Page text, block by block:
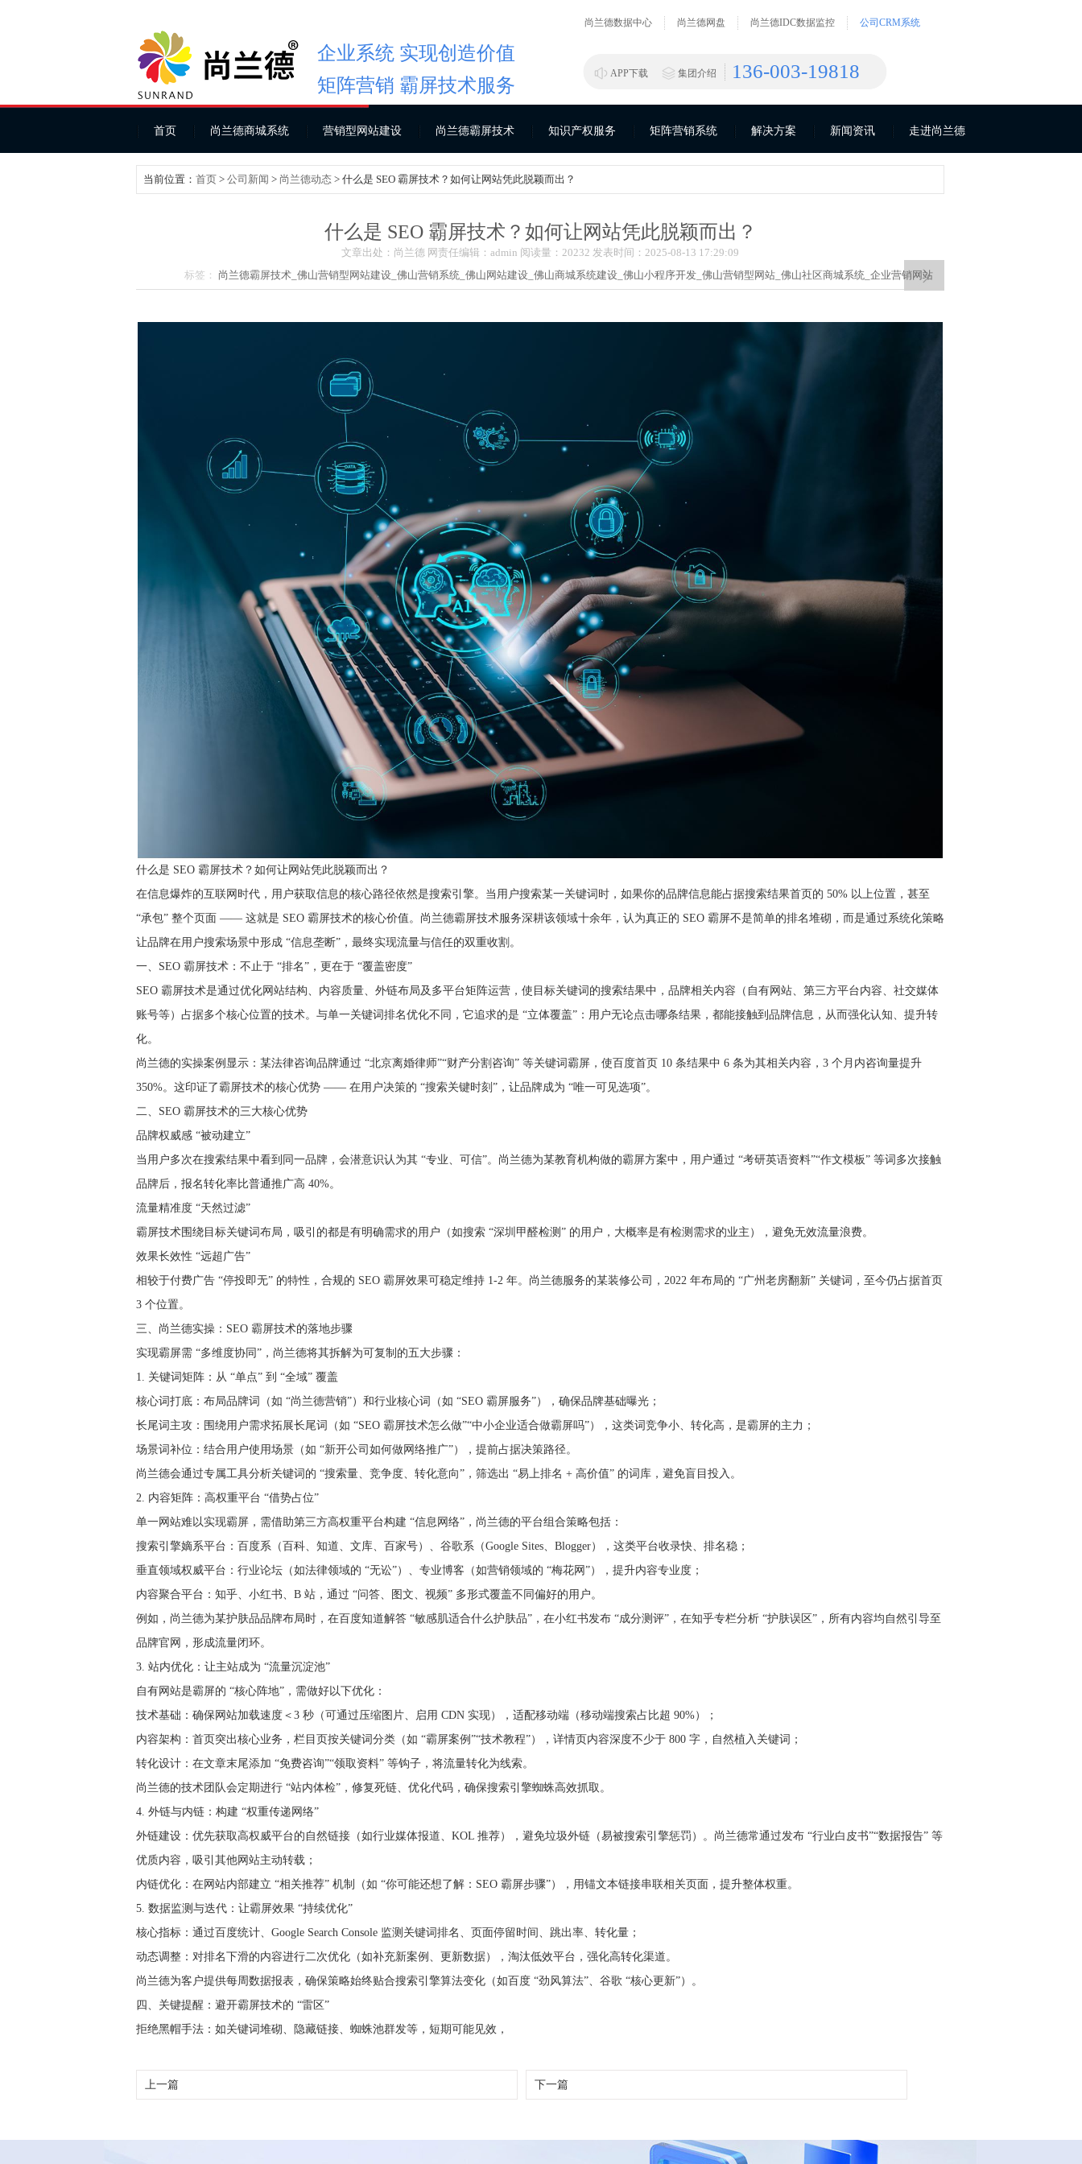
企业系统 实现创造价值
矩阵营销 霸屏技术服务
尚兰德数据中心 尚兰德网盘 尚兰德IDC数据监控 公司CRM系统
APP下载 集团介绍 136-003-19818
首页 尚兰德商城系统 营销型网站建设 尚兰德霸屏技术 知识产权服务 矩阵营销系统 解决方案 新闻资讯 走进尚兰德
当前位置： 首页 > 公司新闻 > 尚兰德动态 > 什么是 SEO 霸屏技术？如何让网站凭此脱颖而出？
什么是 SEO 霸屏技术？如何让网站凭此脱颖而出？
文章出处：尚兰德 网责任编辑：admin 阅读量：20232 发表时间：2025-08-13 17:29:09
标签： 尚兰德霸屏技术_ 佛山营销型网站建设_ 佛山营销系统_ 佛山网站建设_ 佛山商城系统建设_ 佛山小程序开发_ 佛山营销型网站_ 佛山社区商城系统_ 企业营销网站
什么是 SEO 霸屏技术？如何让网站凭此脱颖而出？
在信息爆炸的互联网时代，用户获取信息的核心路径依然是搜索引擎。当用户搜索某一关键词时，如果你的品牌信息能占据搜索结果首页的 50% 以上位置，甚至
“承包” 整个页面 —— 这就是 SEO 霸屏技术的核心价值。尚兰德霸屏技术服务深耕该领域十余年，认为真正的 SEO 霸屏不是简单的排名堆砌，而是通过系统化策略
让品牌在用户搜索场景中形成 “信息垄断”，最终实现流量与信任的双重收割。
一、SEO 霸屏技术：不止于 “排名”，更在于 “覆盖密度”
SEO 霸屏技术是通过优化网站结构、内容质量、外链布局及多平台矩阵运营，使目标关键词的搜索结果中，品牌相关内容（自有网站、第三方平台内容、社交媒体
账号等）占据多个核心位置的技术。与单一关键词排名优化不同，它追求的是 “立体覆盖”：用户无论点击哪条结果，都能接触到品牌信息，从而强化认知、提升转
化。
尚兰德的实操案例显示：某法律咨询品牌通过 “北京离婚律师”“财产分割咨询” 等关键词霸屏，使百度首页 10 条结果中 6 条为其相关内容，3 个月内咨询量提升
350%。这印证了霸屏技术的核心优势 —— 在用户决策的 “搜索关键时刻”，让品牌成为 “唯一可见选项”。
二、SEO 霸屏技术的三大核心优势
品牌权威感 “被动建立”
当用户多次在搜索结果中看到同一品牌，会潜意识认为其 “专业、可信”。尚兰德为某教育机构做的霸屏方案中，用户通过 “考研英语资料”“作文模板” 等词多次接触
品牌后，报名转化率比普通推广高 40%。
流量精准度 “天然过滤”
霸屏技术围绕目标关键词布局，吸引的都是有明确需求的用户（如搜索 “深圳甲醛检测” 的用户，大概率是有检测需求的业主），避免无效流量浪费。
效果长效性 “远超广告”
相较于付费广告 “停投即无” 的特性，合规的 SEO 霸屏效果可稳定维持 1-2 年。尚兰德服务的某装修公司，2022 年布局的 “广州老房翻新” 关键词，至今仍占据首页
3 个位置。
三、尚兰德实操：SEO 霸屏技术的落地步骤
实现霸屏需 “多维度协同”，尚兰德将其拆解为可复制的五大步骤：
1. 关键词矩阵：从 “单点” 到 “全域” 覆盖
核心词打底：布局品牌词（如 “尚兰德营销”）和行业核心词（如 “SEO 霸屏服务”），确保品牌基础曝光；
长尾词主攻：围绕用户需求拓展长尾词（如 “SEO 霸屏技术怎么做”“中小企业适合做霸屏吗”），这类词竞争小、转化高，是霸屏的主力；
场景词补位：结合用户使用场景（如 “新开公司如何做网络推广”），提前占据决策路径。
尚兰德会通过专属工具分析关键词的 “搜索量、竞争度、转化意向”，筛选出 “易上排名 + 高价值” 的词库，避免盲目投入。
2. 内容矩阵：高权重平台 “借势占位”
单一网站难以实现霸屏，需借助第三方高权重平台构建 “信息网络”，尚兰德的平台组合策略包括：
搜索引擎嫡系平台：百度系（百科、知道、文库、百家号）、谷歌系（Google Sites、Blogger），这类平台收录快、排名稳；
垂直领域权威平台：行业论坛（如法律领域的 “无讼”）、专业博客（如营销领域的 “梅花网”），提升内容专业度；
内容聚合平台：知乎、小红书、B 站，通过 “问答、图文、视频” 多形式覆盖不同偏好的用户。
例如，尚兰德为某护肤品品牌布局时，在百度知道解答 “敏感肌适合什么护肤品”，在小红书发布 “成分测评”，在知乎专栏分析 “护肤误区”，所有内容均自然引导至
品牌官网，形成流量闭环。
3. 站内优化：让主站成为 “流量沉淀池”
自有网站是霸屏的 “核心阵地”，需做好以下优化：
技术基础：确保网站加载速度＜3 秒（可通过压缩图片、启用 CDN 实现），适配移动端（移动端搜索占比超 90%）；
内容架构：首页突出核心业务，栏目页按关键词分类（如 “霸屏案例”“技术教程”），详情页内容深度不少于 800 字，自然植入关键词；
转化设计：在文章末尾添加 “免费咨询”“领取资料” 等钩子，将流量转化为线索。
尚兰德的技术团队会定期进行 “站内体检”，修复死链、优化代码，确保搜索引擎蜘蛛高效抓取。
4. 外链与内链：构建 “权重传递网络”
外链建设：优先获取高权威平台的自然链接（如行业媒体报道、KOL 推荐），避免垃圾外链（易被搜索引擎惩罚）。尚兰德常通过发布 “行业白皮书”“数据报告” 等
优质内容，吸引其他网站主动转载；
内链优化：在网站内部建立 “相关推荐” 机制（如 “你可能还想了解：SEO 霸屏步骤”），用锚文本链接串联相关页面，提升整体权重。
5. 数据监测与迭代：让霸屏效果 “持续优化”
核心指标：通过百度统计、Google Search Console 监测关键词排名、页面停留时间、跳出率、转化量；
动态调整：对排名下滑的内容进行二次优化（如补充新案例、更新数据），淘汰低效平台，强化高转化渠道。
尚兰德为客户提供每周数据报表，确保策略始终贴合搜索引擎算法变化（如百度 “劲风算法”、谷歌 “核心更新”）。
四、关键提醒：避开霸屏技术的 “雷区”
拒绝黑帽手法：如关键词堆砌、隐藏链接、蜘蛛池群发等，短期可能见效，
上一篇 下一篇